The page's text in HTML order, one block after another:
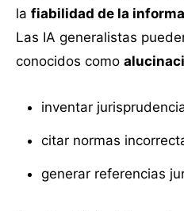
la fiabilidad de la
Las IA generalistas
conocidos como
inventar
citar normas
generar referencias